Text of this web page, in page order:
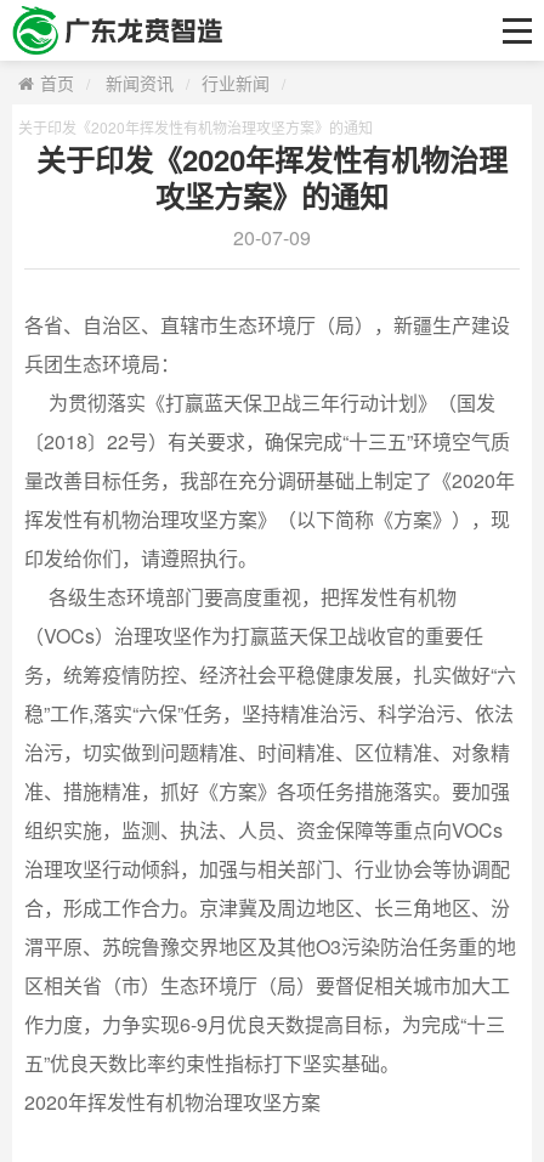
关于我们
工艺技术及产品
研发中心
解决方案
新闻资讯
首页 新闻资讯 行业新闻
关于印发《2020年挥发性有机物治理攻坚方案》的通知
关于印发《2020年挥发性有机物治理
攻坚方案》的通知
20-07-09
各省、自治区、直辖市生态环境厅（局），新疆生产建设
兵团生态环境局：
为贯彻落实《打赢蓝天保卫战三年行动计划》（国发
〔2018〕22号）有关要求，确保完成“十三五”环境空气质
量改善目标任务，我部在充分调研基础上制定了《2020年
挥发性有机物治理攻坚方案》（以下简称《方案》），现
印发给你们，请遵照执行。
各级生态环境部门要高度重视，把挥发性有机物
（VOCs）治理攻坚作为打赢蓝天保卫战收官的重要任
务，统筹疫情防控、经济社会平稳健康发展，扎实做好“六
稳”工作,落实“六保”任务，坚持精准治污、科学治污、依法
治污，切实做到问题精准、时间精准、区位精准、对象精
准、措施精准，抓好《方案》各项任务措施落实。要加强
组织实施，监测、执法、人员、资金保障等重点向VOCs
治理攻坚行动倾斜，加强与相关部门、行业协会等协调配
合，形成工作合力。京津冀及周边地区、长三角地区、汾
渭平原、苏皖鲁豫交界地区及其他O3污染防治任务重的地
区相关省（市）生态环境厅（局）要督促相关城市加大工
作力度，力争实现6-9月优良天数提高目标，为完成“十三
五”优良天数比率约束性指标打下坚实基础。
2020年挥发性有机物治理攻坚方案